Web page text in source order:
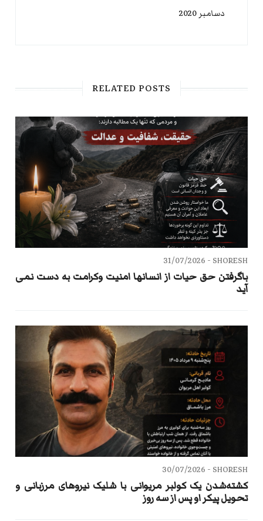
دسامبر 2020
RELATED POSTS
SHORESH -
31/07/2026
باگرفتن حق حیات از انسانها امنیت وکرامت به دست نمی
آید
SHORESH -
30/07/2026
کشته‌شدن یک کولبر مریوانی با شلیک نیروهای مرزبانی و
تحویل پیکر او پس از سه روز